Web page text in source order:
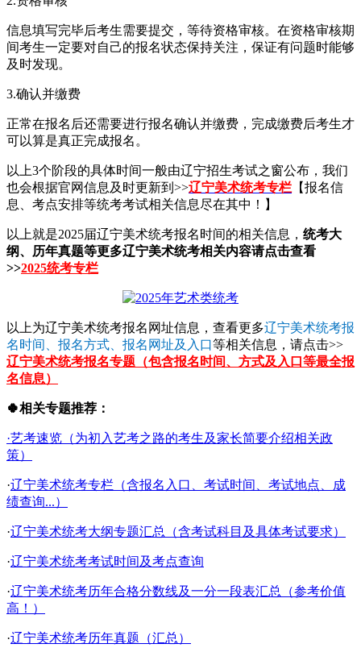
信息填写完毕后考生需要提交，等待资格审核。在资格审核期
间考生一定要对自己的报名状态保持关注，保证有问题时能够
及时发现。
3.确认并缴费
正常在报名后还需要进行报名确认并缴费，完成缴费后考生才
可以算是真正完成报名。
以上3个阶段的具体时间一般由辽宁招生考试之窗公布，我们
也会根据官网信息及时更新到>>辽宁美术统考专栏 【报名信
息、考点安排等统考考试相关信息尽在其中！】
以上就是2025届辽宁美术统考报名时间的相关信息， 统考大
纲、历年真题等更多辽宁美术统考相关内容请点击查看
>>2025统考专栏
以上为辽宁美术统考报名网址信息，查看更多辽宁美术统考报
名时间、报名方式、报名网址及入口等相关信息，请点击>>
辽宁美术统考报名专题（包含报名时间、方式及入口等最全报
名信息）
🍀相关专题推荐：
·艺考速览（为初入艺考之路的考生及家长简要介绍相关政
策）
·辽宁美术统考专栏（含报名入口、考试时间、考试地点、成
绩查询...）
·辽宁美术统考大纲专题汇总（含考试科目及具体考试要求）
·辽宁美术统考考试时间及考点查询
·辽宁美术统考历年合格分数线及一分一段表汇总（参考价值
高！）
·辽宁美术统考历年真题（汇总）